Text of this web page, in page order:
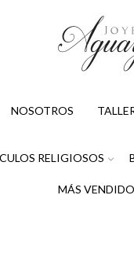
NOSOTROS
RELIGIOSOS
MÁS